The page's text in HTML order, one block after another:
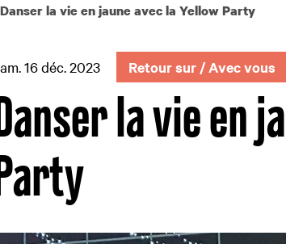
Danser la vie en jaune avec la Yellow Party
16 déc. 2023 Retour sur /Avec vous
Danser la vie en
Party